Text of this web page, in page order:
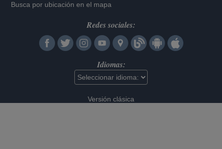
Busca por ubicación en el mapa
Redes sociales:
Idiomas:
Versión clásica